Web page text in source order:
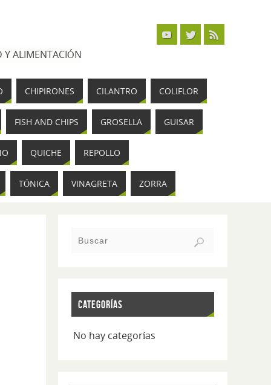
ALIMENTACIÓN
CHIPIRONES CILANTRO COLIFLOR
FISH AND CHIPS GROSELLA GUISAR
QUICHE REPOLLO
TÓNICA VINAGRETA ZORRA
CATEGORÍAS
No hay categorías